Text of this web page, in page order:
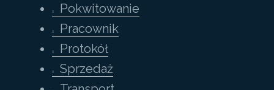
Pokwitowanie
Pracownik
Protokół
Sprzedaż